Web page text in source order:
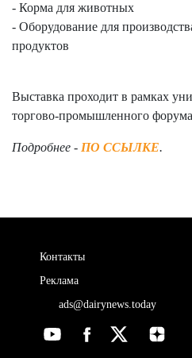
- Корма для животных
- Оборудование для
продуктов
Выставка проходит в рамках
торгово-промышленного
Подробнее - ПО ССЫЛКЕ.
Контакты
Реклама
ads@dairynews.today